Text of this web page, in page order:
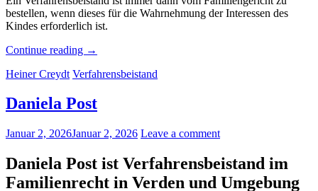
bestellen, wenn dieses für die Wahrnehmung der Interessen des
Kindes erforderlich ist.
Continue reading „David
→
Heiner Creydt Verfahrensbeistand
Daniela Post
Januar 2, 2026Januar 2, 2026 Leave a comment
Daniela Post ist Verfahrensbeistand im
Familienrecht in Verden und Umgebung